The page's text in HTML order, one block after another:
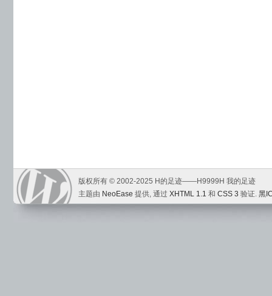
版权所有 © 2002-2025 H的足迹——H9999H 我的足迹
主题由 NeoEase 提供, 通过 XHTML 1.1 和 CSS 3 验证. 黑